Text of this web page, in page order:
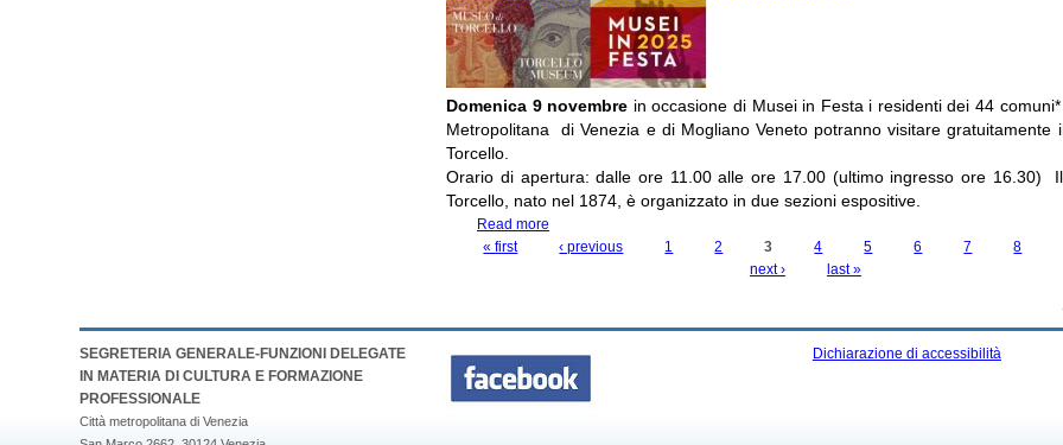
Domenica 9 novembre in occasione di Musei in Festa i residenti dei 44
Metropolitana di Venezia e di Mogliano Veneto potranno visitare gratuitamente
Torcello.
Orario di apertura: dalle ore 11.00 alle ore 17.00 (ultimo ingresso ore 16.30)
Torcello, nato nel 1874, è organizzato in due sezioni espositive.
Read more
« first ‹ previous 1 2 3 4 5 6 7
8
next ›
last »
SEGRETERIA GENERALE-FUNZIONI DELEGATE
IN MATERIA DI CULTURA E FORMAZIONE
PROFESSIONALE
Città metropolitana di Venezia
Dichiarazione di accessibilità